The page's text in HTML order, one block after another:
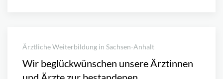
Ärztliche Weiterbildung in Sachsen-Anhalt
Wir beglückwünschen unsere Ärztinnen